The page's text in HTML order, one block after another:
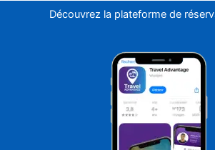
Découvrez la plateforme de